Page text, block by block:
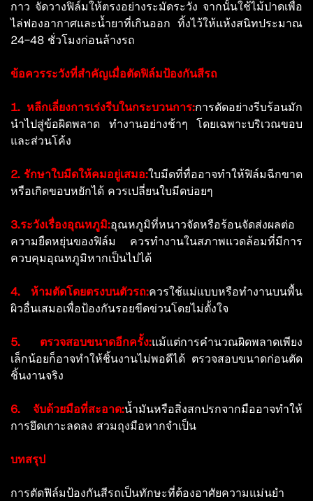
กาว จัดวางฟิล์มให้ตรงอย่างระมัดระวัง จากนั้นใช้ไม้ปาดเพื่อ
ไล่ฟองอากาศและน้ำยาที่เกินออก ทิ้งไว้ให้แห้งสนิทประมาณ
24-48 ชั่วโมงก่อนล้างรถ
ข้อควรระวังที่สำคัญเมื่อตัดฟิล์มป้องกันสีรถ
1. หลีกเลี่ยงการเร่งรีบในกระบวนการ:การตัดอย่างรีบร้อนมัก
นำไปสู่ข้อผิดพลาด ทำงานอย่างช้าๆ โดยเฉพาะบริเวณขอบ
และส่วนโค้ง
2. รักษาใบมีดให้คมอยู่เสมอ:ใบมีดที่ทื่ออาจทำให้ฟิล์มฉีกขาด
หรือเกิดขอบหยักได้ ควรเปลี่ยนใบมีดบ่อยๆ
3.ระวังเรื่องอุณหภูมิ:อุณหภูมิที่หนาวจัดหรือร้อนจัดส่งผลต่อ
ความยืดหยุ่นของฟิล์ม ควรทำงานในสภาพแวดล้อมที่มีการ
ควบคุมอุณหภูมิหากเป็นไปได้
4. ห้ามตัดโดยตรงบนตัวรถ:ควรใช้แม่แบบหรือทำงานบนพื้น
ผิวอื่นเสมอเพื่อป้องกันรอยขีดข่วนโดยไม่ตั้งใจ
5. ตรวจสอบขนาดอีกครั้ง:แม้แต่การคำนวณผิดพลาดเพียง
เล็กน้อยก็อาจทำให้ชิ้นงานไม่พอดีได้ ตรวจสอบขนาดก่อนตัด
ชิ้นงานจริง
6. จับด้วยมือที่สะอาด:น้ำมันหรือสิ่งสกปรกจากมืออาจทำให้
การยึดเกาะลดลง สวมถุงมือหากจำเป็น
บทสรุป
การตัดฟิล์มป้องกันสีรถเป็นทักษะที่ต้องอาศัยความแม่นยำ